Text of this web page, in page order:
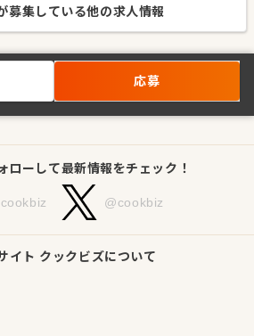
募集している他の求人情報
応募
ローして最新情報をチェック！
@cookbiz
イト クックビズについて